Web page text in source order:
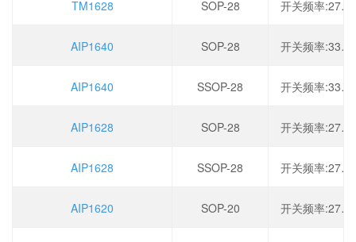
TM1628 SOP-28 开关频率:275kHz,工作电压:2.8V~5.5V,输出电流:150mA,调光:PWM
AIP1640 SOP-28 开关频率:330kHz,工作电压:2.8V~5.5V,输出电流:200mA,调光:PWM
AIP1640 SSOP-28 开关频率:330kHz,工作电压:2.8V~5.5V,输出电流:200mA,调光:PWM
AIP1628 SOP-28 开关频率:275kHz,工作电压:2.8V~5.5V,输出电流:150mA,调光:PWM
AIP1628 SSOP-28 开关频率:275kHz,工作电压:2.8V~5.5V,输出电流:150mA,调光:PWM
AIP1620 SOP-20 开关频率:275kHz,工作电压:2.8V~5.5V,输出电流:150mA,调光:PWM